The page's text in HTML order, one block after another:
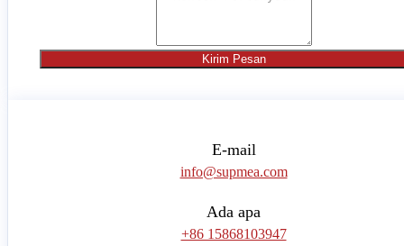
Kirim Pesan
E-mail
info@supmea.com
Ada apa
+86 15868103947